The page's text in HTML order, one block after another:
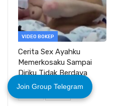
VIDEO BOKEP
Cerita Sex Ayahku
Memerkosaku Sampai
Diriku Tidak Berdaya
Join Group Telegram